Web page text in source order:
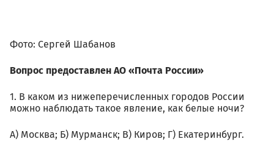
Фото: Сергей Шабанов
Вопрос предоставлен АО «Почта России»
1. В каком из нижеперечисленных городов России
можно наблюдать такое явление, как белые ночи?
А) Москва; Б) Мурманск; В) Киров; Г) Екатеринбург.